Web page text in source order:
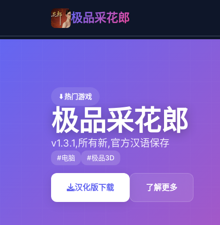
极品采花郎
⬇️ 热门游戏
极品采花郎
v1.3.1,所有新,官方汉语保存
#电脑 #极品3D
汉化版下载 了解更多